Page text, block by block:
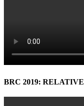
BRC 2019: RELATIVE